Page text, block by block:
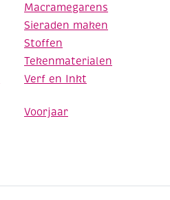
Macramegarens
Sieraden maken
Stoffen
Tekenmaterialen
Verf en Inkt
Voorjaar